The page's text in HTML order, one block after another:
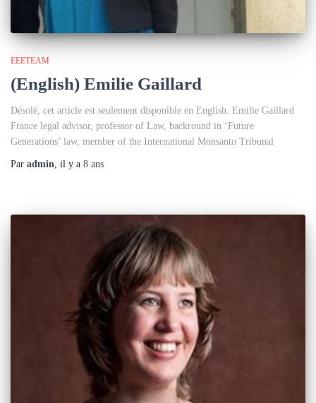
EEETEAM
(English) Emilie Gaillard
Désolé, cet article est seulement disponible en English. Emilie Gaillard
France legal advisor, professor of Law, backround in ‘Future
Generations’ law, member of the International Monsanto Tribunal
Par admin , il y a 8 ans